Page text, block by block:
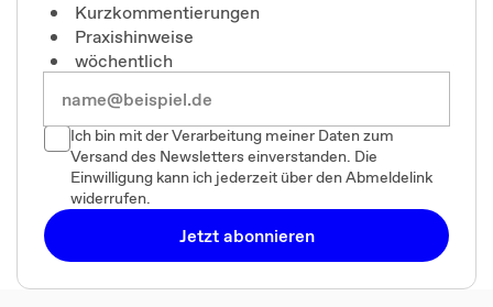
Kurzkommentierungen
Praxishinweise
wöchentlich
Ich bin mit der Verarbeitung meiner Daten zum
Versand des Newsletters einverstanden. Die
Einwilligung kann ich jederzeit über den Abmeldelink
widerrufen.
Jetzt abonnieren